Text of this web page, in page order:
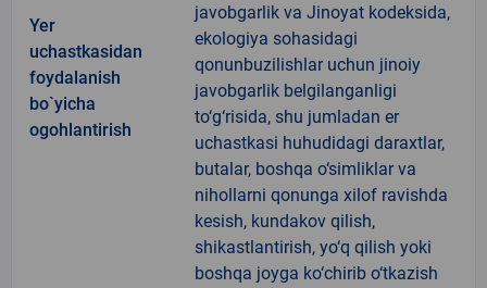
Yer
uchastkasidan
foydalanish
bo`yicha
ogohlantirish
javobgarlik va Jinoyat kodeksida,
ekologiya sohasidagi
qonunbuzilishlar uchun jinoiy
javobgarlik belgilanganligi
to‘g‘risida, shu jumladan er
uchastkasi huhudidagi daraxtlar,
butalar, boshqa o‘simliklar va
nihollarni qonunga xilof ravishda
kesish, kundakov qilish,
shikastlantirish, yo‘q qilish yoki
boshqa joyga ko‘chirib o‘tkazish